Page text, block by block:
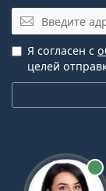
Электронная
Я согласен с
целей